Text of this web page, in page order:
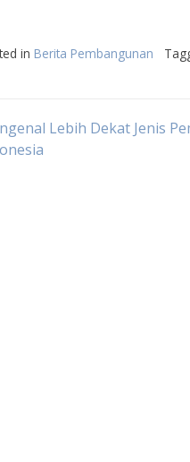
in Berita Pembangunan
Lebih Dekat Jenis